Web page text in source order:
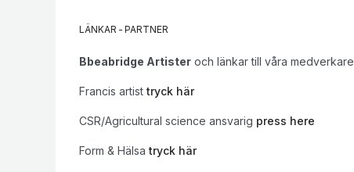
LÄNKAR - PARTNER
Bbeabridge Artister och länkar till våra medverkare
Francis artisttryck här
CSR/Agricultural science ansvarig press here
Form & Hälsa tryck här